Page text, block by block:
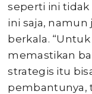
seperti ini tidak
ini saja, namun
berkala.
memastikan
strategis itu
pembantunya,